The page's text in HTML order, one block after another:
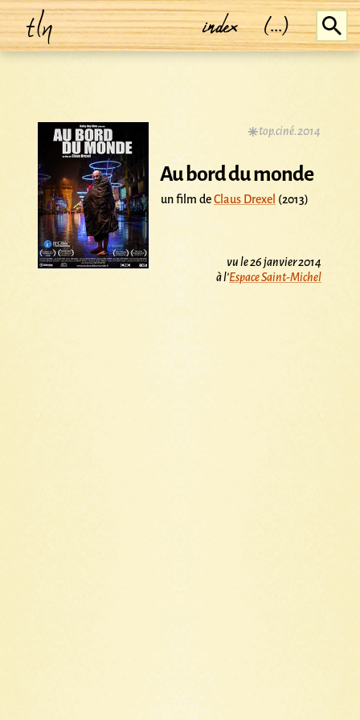
tln index (...)
top.ciné.2014
Au bord du monde
un film deClaus Drexel (2013)
vu le 26 janvier 2014
à l'Espace Saint-Michel